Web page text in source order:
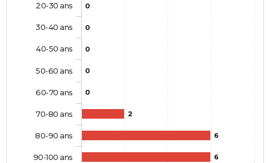
0
0
0
0
0
2
6
6
20-30 ans
30-40 ans
40-50 ans
50-60 ans
60-70 ans
70-80 ans
80-90 ans
90-100 ans